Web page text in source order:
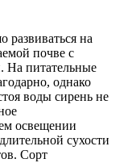
на
почве с
На питательные
однако
воды сирень не
освещении
сухости
Сорт